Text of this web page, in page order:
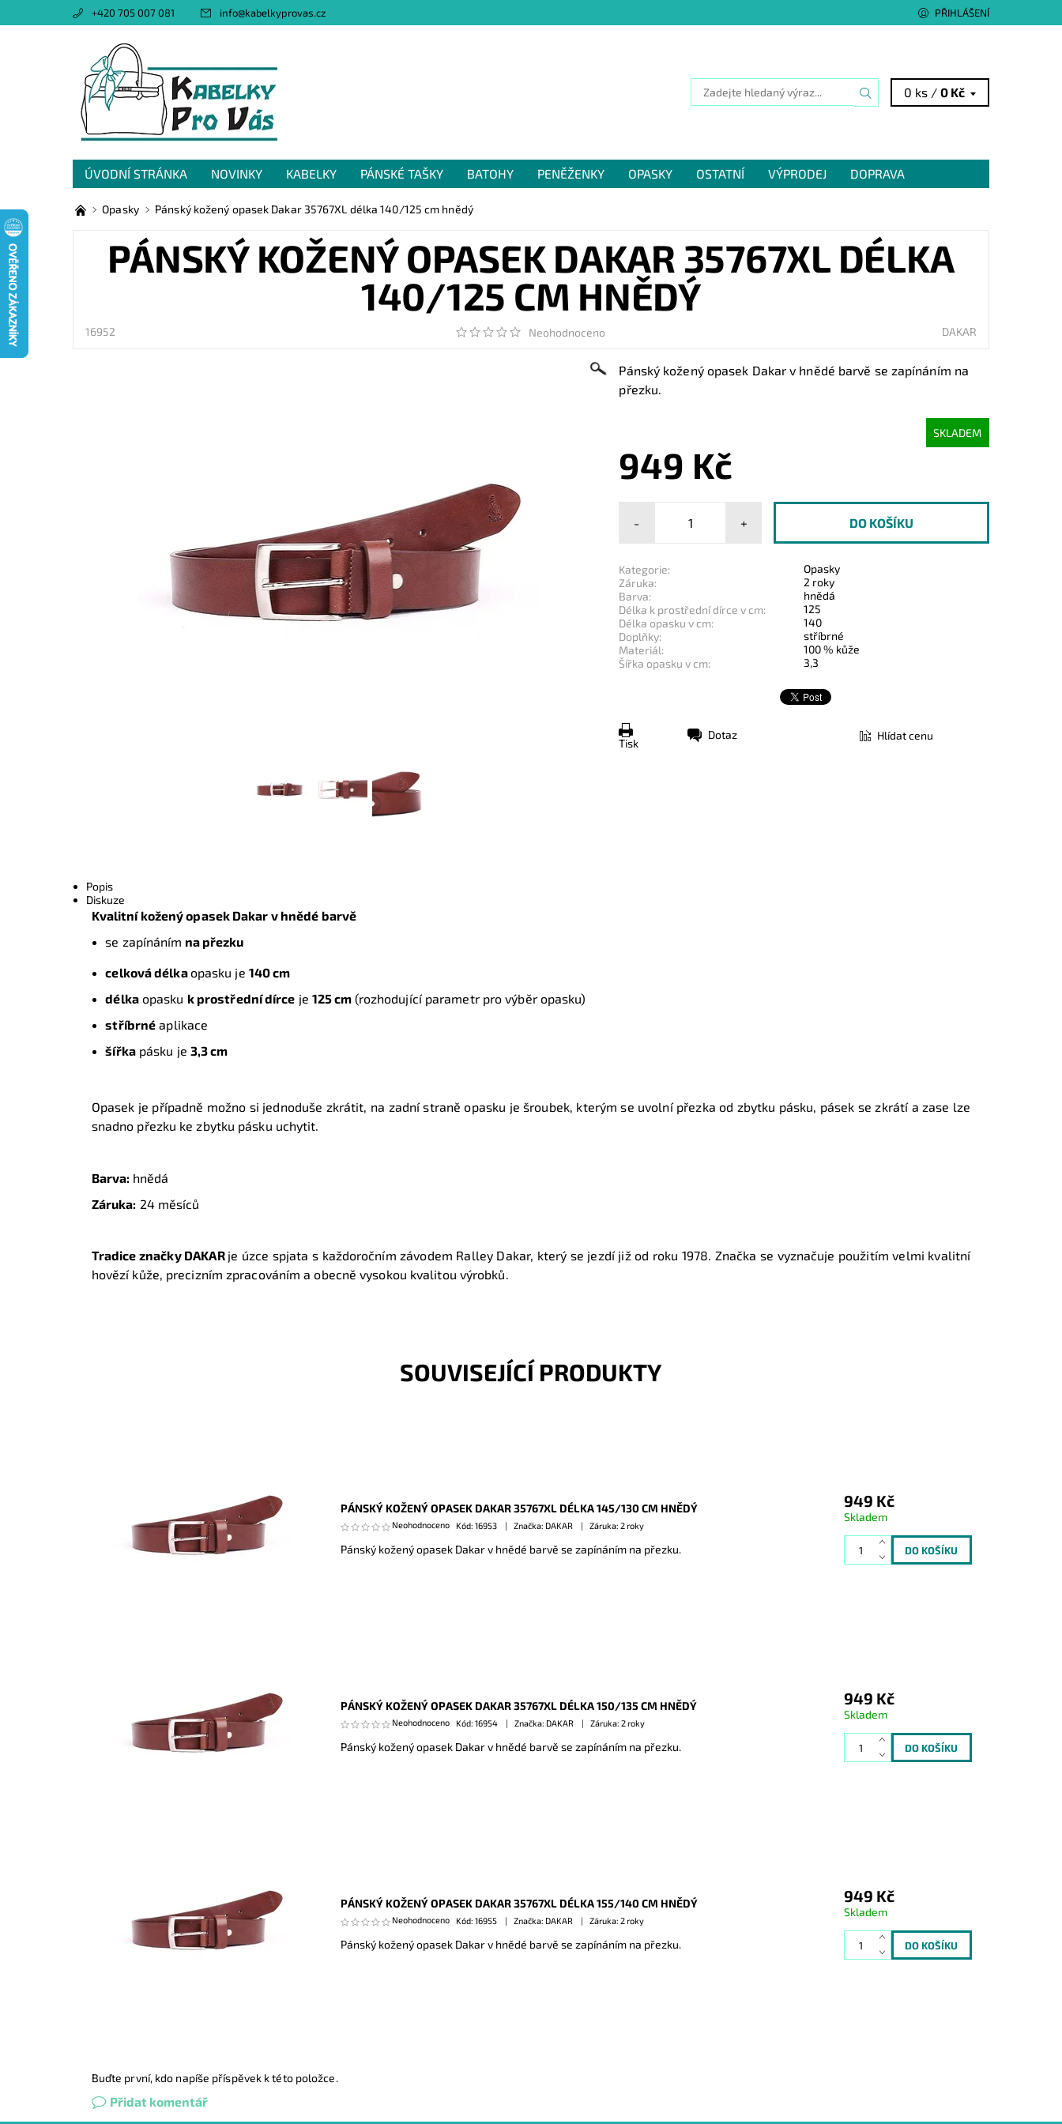
+420 705 007 081 info@kabelkyprovas.cz PŘIHLÁŠENÍ
0 ks /0 Kč
ÚVODNÍ STRÁNKA NOVINKY KABELKY PÁNSKÉ TAŠKY BATOHY PENĚŽENKY OPASKY OSTATNÍ VÝPRODEJ
DOPRAVA
OBCHODNÍ PODMÍNKY
GDPR NAPIŠTE NÁM
Opasky Pánský kožený opasek Dakar 35767XL délka 140/125 cm hnědý
PÁNSKÝ KOŽENÝ OPASEK DAKAR 35767XL DÉLKA
140/125 CM HNĚDÝ
16952 Neohodnoceno DAKAR
Pánský kožený opasek Dakar v hnědé barvě se zapínáním na
přezku.
SKLADEM
949 Kč
- +
Kategorie:
Opasky
Záruka:
2 roky
Barva:
hnědá
Délka k prostřední dírce v cm:
125
Délka opasku v cm:
140
Doplňky:
stříbrné
Materiál:
100 % kůže
Šířka opasku v cm:
3,3
Tisk
Dotaz Hlídat cenu
Popis
Diskuze
Kvalitní kožený opasek Dakar v hnědé barvě
se zapínáním na přezku
celková délkaopasku je 140 cm
délkaopasku k prostřední dírce je 125 cm (rozhodující parametr pro výběr opasku)
stříbrné aplikace
šířkapásku je 3,3 cm
Opasek je případně možno si jednoduše zkrátit, na zadní straně opasku je šroubek, kterým se uvolní přezka od zbytku pásku, pásek se zkrátí a zase lze
snadno přezku ke zbytku pásku uchytit.
Barva: hnědá
Záruka: 24 měsíců
Tradice značky DAKAR je úzce spjata s každoročním závodem Ralley Dakar, který se jezdí již od roku 1978. Značka se vyznačuje použitím velmi kvalitní
hovězí kůže, precizním zpracováním a obecně vysokou kvalitou výrobků.
SOUVISEJÍCÍ PRODUKTY
PÁNSKÝ KOŽENÝ OPASEK DAKAR 35767XL DÉLKA 145/130 CM HNĚDÝ
Neohodnoceno Kód: 16953 Značka: DAKAR Záruka: 2 roky
Pánský kožený opasek Dakar v hnědé barvě se zapínáním na přezku.
949 Kč
Skladem
PÁNSKÝ KOŽENÝ OPASEK DAKAR 35767XL DÉLKA 150/135 CM HNĚDÝ
Neohodnoceno Kód: 16954 Značka: DAKAR Záruka: 2 roky
Pánský kožený opasek Dakar v hnědé barvě se zapínáním na přezku.
949 Kč
Skladem
PÁNSKÝ KOŽENÝ OPASEK DAKAR 35767XL DÉLKA 155/140 CM HNĚDÝ
Neohodnoceno Kód: 16955 Značka: DAKAR Záruka: 2 roky
Pánský kožený opasek Dakar v hnědé barvě se zapínáním na přezku.
949 Kč
Skladem
Buďte první, kdo napíše příspěvek k této položce.
Přidat komentář